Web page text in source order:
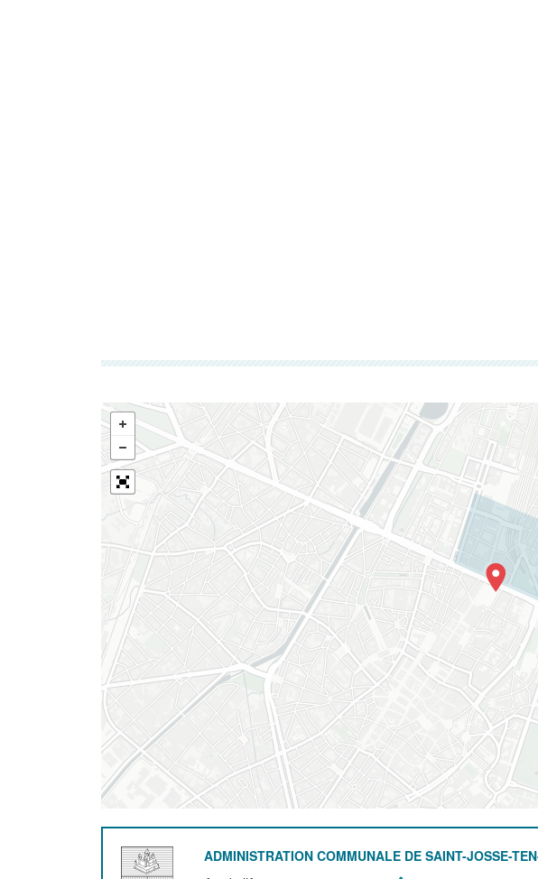
ADMINISTRATION COMMUNALE DE SAINT-JOSSE-